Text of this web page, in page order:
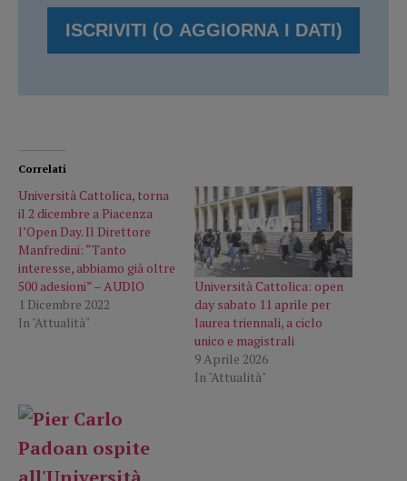
Correlati
Università Cattolica, torna
il 2 dicembre a Piacenza
l’Open Day. Il Direttore
Manfredini: “Tanto
interesse, abbiamo già oltre
500 adesioni” – AUDIO
1 Dicembre 2022
In "Attualità"
Università Cattolica: open
day sabato 11 aprile per
laurea triennali, a ciclo
unico e magistrali
9 Aprile 2026
In "Attualità"